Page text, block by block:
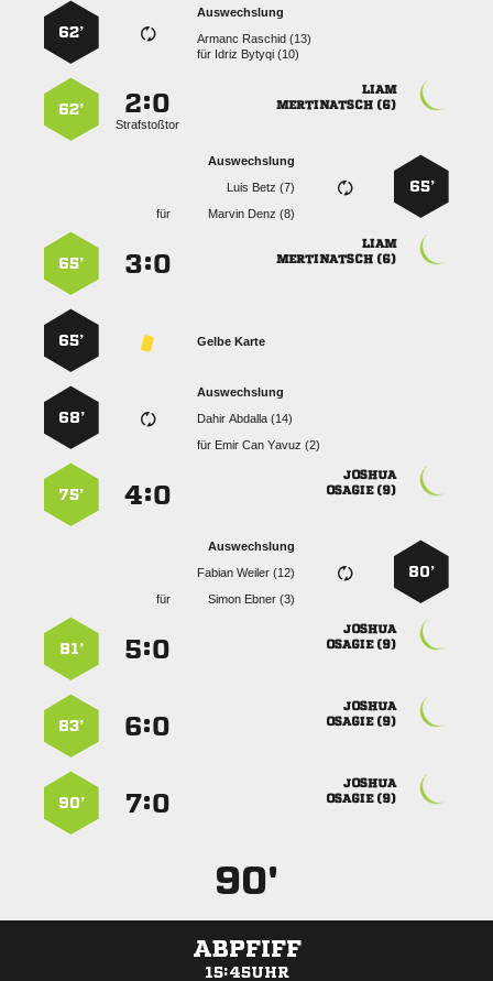
Auswechslung
  
für   
62’

 
:
Strafstoßtor
62’
65’
Auswechslung
  
für
  

 
:
65’
Gelbe Karte
65’
Auswechslung
  
für    
68’

 
:
75’
80’
Auswechslung
  
für
  

 
:
81’

 
:
83’

 
:
90’
90'
ABPFIFF
15:45UHR